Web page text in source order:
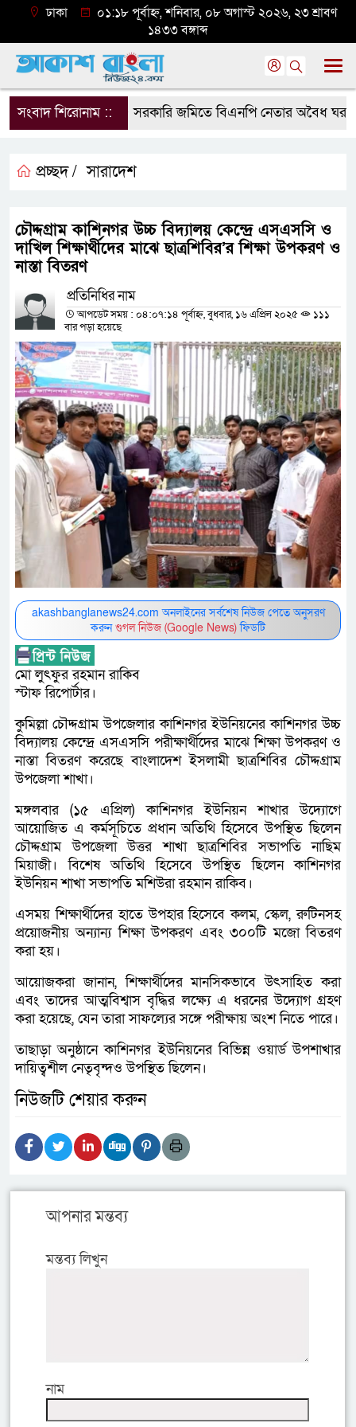
ঢাকা
০১:১৮ পূর্বাহ্ন, শনিবার, ০৮ অগাস্ট ২০২৬, ২৩ শ্রাবণ
১৪৩৩ বঙ্গাব্দ
সংবাদ শিরোনাম ::সরকারি জমিতে বিএনপি নেতার অবৈধ ঘর
প্রচ্ছদ / সারাদেশ
চৌদ্দগ্রাম কাশিনগর উচ্চ বিদ্যালয় কেন্দ্রে এসএসসি ও
দাখিল শিক্ষার্থীদের মাঝে ছাত্রশিবির’র শিক্ষা উপকরণ ও
নাস্তা বিতরণ
প্রতিনিধির নাম
আপডেট সময় : ০৪:০৭:১৪ পূর্বাহ্ন, বুধবার, ১৬ এপ্রিল ২০২৫
১১১
বার পড়া হয়েছে
akashbanglanews24.com অনলাইনের সর্বশেষ নিউজ পেতে অনুসরণ
করুনগুগল নিউজ (Google News)ফিডটি
মো লুৎফুর রহমান রাকিব
স্টাফ রিপোর্টার।
কুমিল্লা চৌদ্দগ্রাম উপজেলার কাশিনগর ইউনিয়নের কাশিনগর উচ্চ
বিদ্যালয় কেন্দ্রে এসএসসি পরীক্ষার্থীদের মাঝে শিক্ষা উপকরণ ও
নাস্তা বিতরণ করেছে বাংলাদেশ ইসলামী ছাত্রশিবির চৌদ্দগ্রাম
উপজেলা শাখা।
মঙ্গলবার (১৫ এপ্রিল) কাশিনগর ইউনিয়ন শাখার উদ্যোগে
আয়োজিত এ কর্মসূচিতে প্রধান অতিথি হিসেবে উপস্থিত ছিলেন
চৌদ্দগ্রাম উপজেলা উত্তর শাখা ছাত্রশিবির সভাপতি নাছিম
মিয়াজী। বিশেষ অতিথি হিসেবে উপস্থিত ছিলেন কাশিনগর
ইউনিয়ন শাখা সভাপতি মশিউরা রহমান রাকিব।
এসময় শিক্ষার্থীদের হাতে উপহার হিসেবে কলম, স্কেল, রুটিনসহ
প্রয়োজনীয় অন্যান্য শিক্ষা উপকরণ এবং ৩০০টি মজো বিতরণ
করা হয়।
আয়োজকরা জানান, শিক্ষার্থীদের মানসিকভাবে উৎসাহিত করা
এবং তাদের আত্মবিশ্বাস বৃদ্ধির লক্ষ্যে এ ধরনের উদ্যোগ গ্রহণ
করা হয়েছে, যেন তারা সাফল্যের সঙ্গে পরীক্ষায় অংশ নিতে পারে।
তাছাড়া অনুষ্ঠানে কাশিনগর ইউনিয়নের বিভিন্ন ওয়ার্ড উপশাখার
দায়িত্বশীল নেতৃবৃন্দও উপস্থিত ছিলেন।
নিউজটি শেয়ার করুন
আপনার মন্তব্য
মন্তব্য লিখুন
নাম